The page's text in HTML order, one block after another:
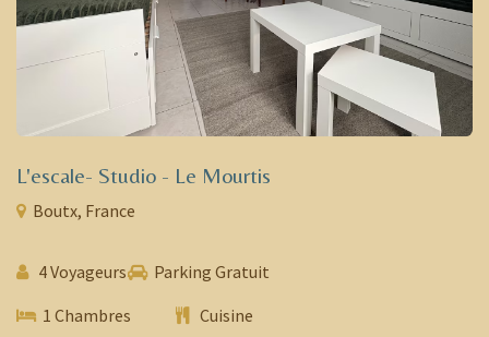
L'escale- Studio - Le Mourtis
Boutx, France
4 Voyageurs
Parking Gratuit
1 Chambres
​ Cuisine